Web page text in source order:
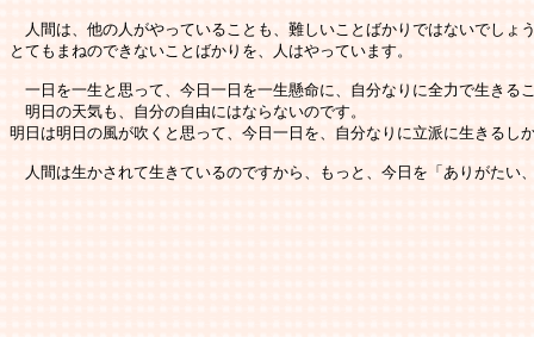
人間は、他の人がやっていることも、難しいことばかりではないでしょ
とてもまねのできないことばかりを、人はやっています。
一日を一生と思って、今日一日を一生懸命に、自分なりに全力で生きる
明日の天気も、自分の自由にはならないのです。
明日は明日の風が吹くと思って、今日一日を、自分なりに立派に生きるし
人間は生かされて生きているのですから、もっと、今日を「ありがたい